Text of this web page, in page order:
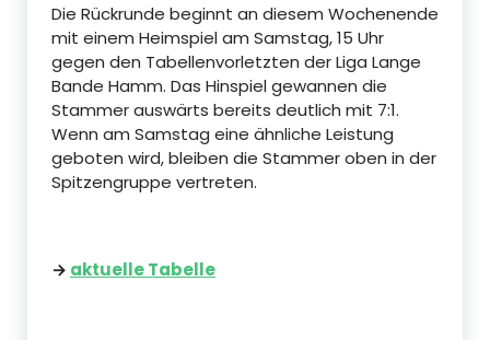
Die Rückrunde beginnt an diesem Wochenende
mit einem Heimspiel am Samstag, 15 Uhr
gegen den Tabellenvorletzten der Liga Lange
Bande Hamm. Das Hinspiel gewannen die
Stammer auswärts bereits deutlich mit 7:1.
Wenn am Samstag eine ähnliche Leistung
geboten wird, bleiben die Stammer oben in der
Spitzengruppe vertreten.
→ aktuelle Tabelle